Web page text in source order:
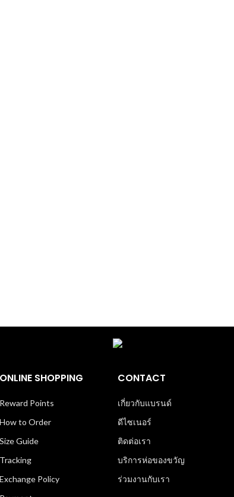
ONLINE SHOPPING
Reward Points
How to Order
Size Guide
Tracking
Exchange Policy
CONTACT
เกี่ยวกับแบรนด์
ดีไซเนอร์
ติดต่อเรา
บริการห่อของขวัญ
ร่วมงานกับเรา